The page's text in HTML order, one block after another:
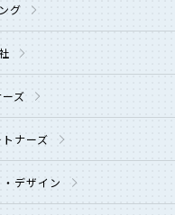
グ
ズ
ナーズ
デザイン